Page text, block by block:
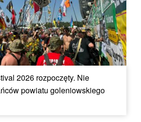
2026 rozpoczęty. Nie
powiatu goleniowskiego